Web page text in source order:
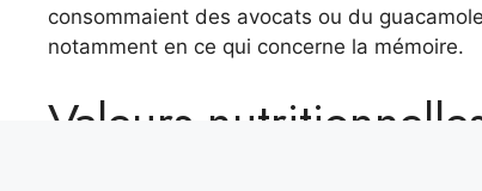
consommaient des avocats ou du
notamment en ce qui concerne la mémoire.
Valeurs